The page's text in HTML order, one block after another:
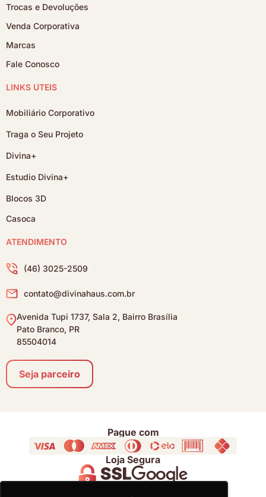
Trocas e Devoluções
Venda Corporativa
Marcas
Fale Conosco
LINKS ÚTEIS
Mobiliário Corporativo
Traga o Seu Projeto
Divina+
Estudio Divina+
Blocos 3D
Casoca
ATENDIMENTO
(46) 3025-2509
contato@divinahaus.com.br
Avenida Tupi 1737, Sala 2, Bairro Brasília
Pato Branco, PR
85504014
Seja parceiro
Pague com
Loja Segura